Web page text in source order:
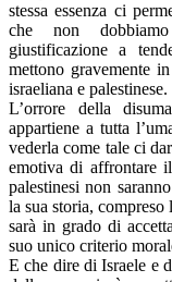
stessa essenza ci
che non
giustificazione a
mettono gravemente
israeliana e palestinese.
L’orrore della
appartiene a tutta
vederla come tale ci
emotiva di affrontare
palestinesi non
la sua storia, compreso
sarà in grado di
suo unico criterio
E che dire di Israele e